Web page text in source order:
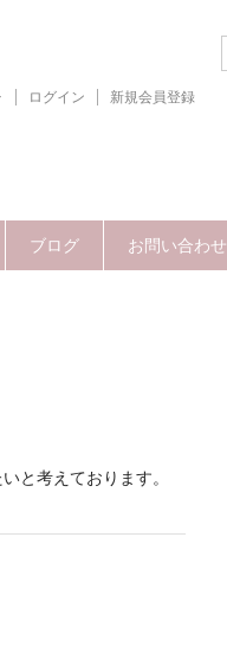
ログイン 新規会員登録
ブログ お問い合わせ
と考えております。